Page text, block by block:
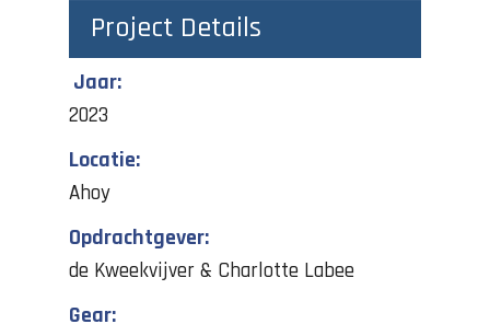
Project Details
Jaar:
2023
Locatie:
Ahoy
Opdrachtgever:
de Kweekvijver & Charlotte Labee
Gear: